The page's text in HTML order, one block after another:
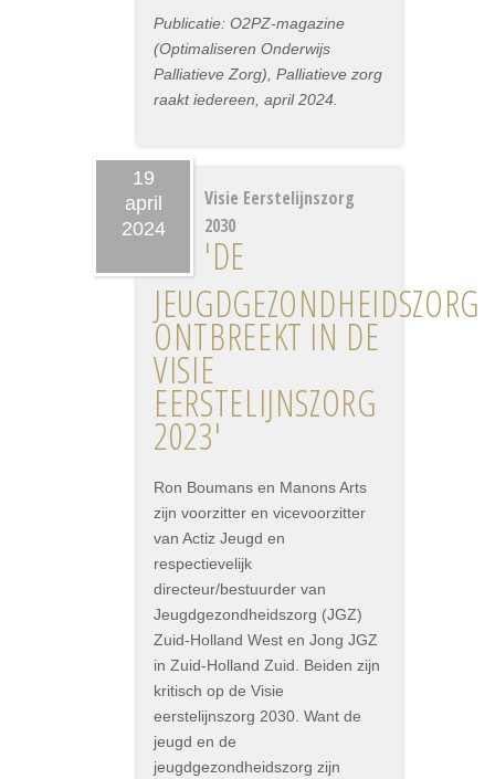
Publicatie: O2PZ-magazine
(Optimaliseren Onderwijs
Palliatieve Zorg), Palliatieve zorg
raakt iedereen, april 2024.
19
april
2024
Visie Eerstelijnszorg
2030
'DE
JEUGDGEZONDHEIDSZORG
ONTBREEKT IN DE
VISIE
EERSTELIJNSZORG
2023'
Ron Boumans en Manons Arts
zijn voorzitter en vicevoorzitter
van Actiz Jeugd en
respectievelijk
directeur/bestuurder van
Jeugdgezondheidszorg (JGZ)
Zuid-Holland West en Jong JGZ
in Zuid-Holland Zuid. Beiden zijn
kritisch op de Visie
eerstelijnszorg 2030. Want de
jeugd en de
jeugdgezondheidszorg zijn